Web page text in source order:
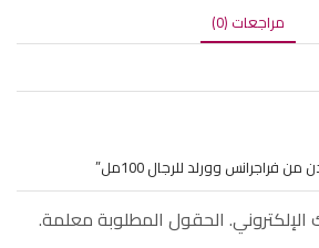
مراجعات (0)
وورلد للرجال 100مل”
الإلكتروني. الحقول المطلوبة معلمة.